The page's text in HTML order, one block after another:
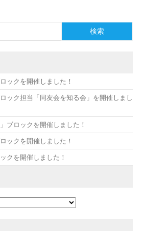
検索
ックを開催しました！
ック担当「同友会を知る会」を開催しまし
ブロックを開催しました！
ックを開催しました！
クを開催しました！